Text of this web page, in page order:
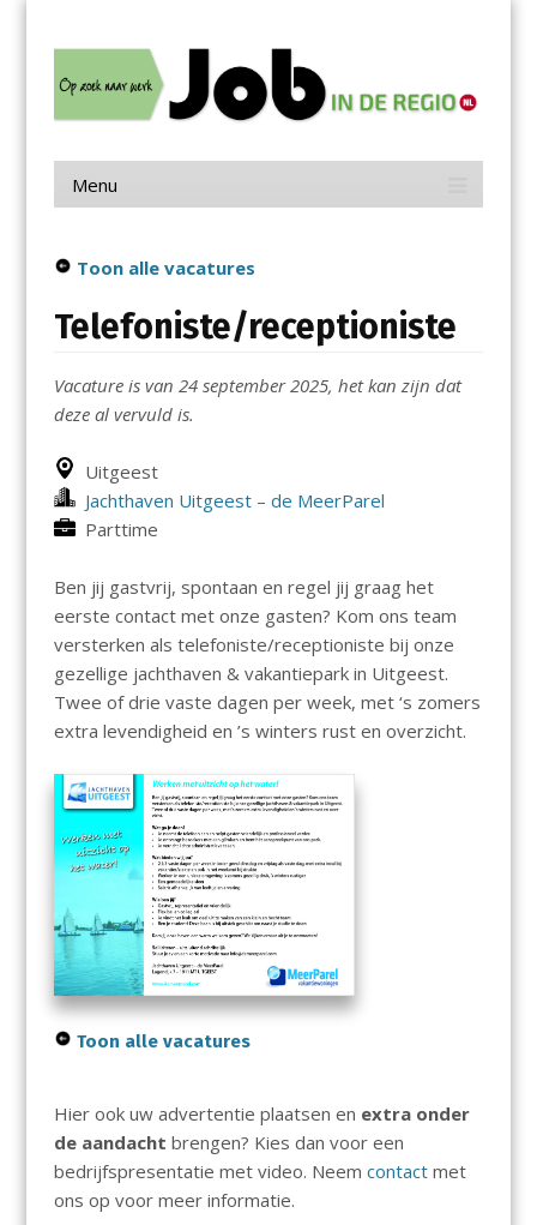
contentJob in de Regio
Menu
Toon alle vacatures
Telefoniste/receptioniste
Vacature is van 24 september 2025, het kan zijn dat
deze al vervuld is.
Uitgeest
Jachthaven Uitgeest – de MeerParel
Parttime
Ben jij gastvrij, spontaan en regel jij graag het
eerste contact met onze gasten? Kom ons team
versterken als telefoniste/receptioniste bij onze
gezellige jachthaven & vakantiepark in Uitgeest.
Twee of drie vaste dagen per week, met ‘s zomers
extra levendigheid en ’s winters rust en overzicht.
Toon alle vacatures
Hier ook uw advertentie plaatsen en extra onder
de aandacht brengen? Kies dan voor een
bedrijfspresentatie met video. Neem contactmet
ons op voor meer informatie.